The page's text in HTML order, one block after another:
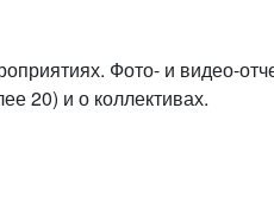
Фото- и видео-
20) и о коллективах.